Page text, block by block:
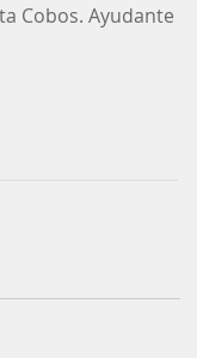
Cobos. Ayudante